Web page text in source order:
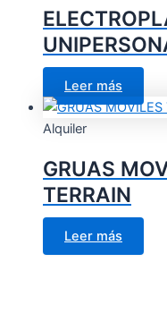
Leer más
Alquiler
GRUAS
TERRAIN
Leer más